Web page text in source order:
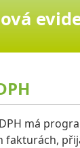
má
fakturách,